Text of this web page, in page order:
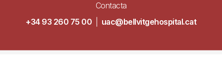
Contacta
+34 93 260 75 00
uac@bellvitgehospital.cat